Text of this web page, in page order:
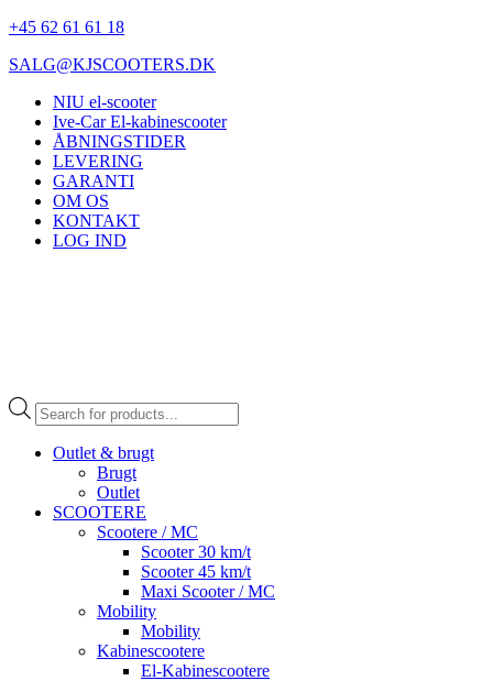
+45 62 61 61 18
SALG@KJSCOOTERS.DK
NIU el-scooter
Ive-Car El-kabinescooter
ÅBNINGSTIDER
LEVERING
GARANTI
OM OS
KONTAKT
LOG IND
Products
search
Outlet & brugt
Brugt
Outlet
SCOOTERE
Scootere / MC
Scooter 30 km/t
Scooter 45 km/t
Maxi Scooter / MC
Mobility
Mobility
Kabinescootere
El-Kabinescootere